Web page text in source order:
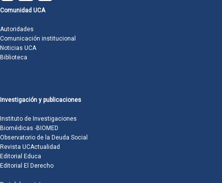
Comunidad UCA
Autoridades
Comunicación institucional
Noticias UCA
Biblioteca
Investigación y publicaciones
Instituto de Investigaciones
Biomédicas -BIOMED
Observatorio de la Deuda Social
Revista UCActualidad
Editorial Educa
Editorial El Derecho